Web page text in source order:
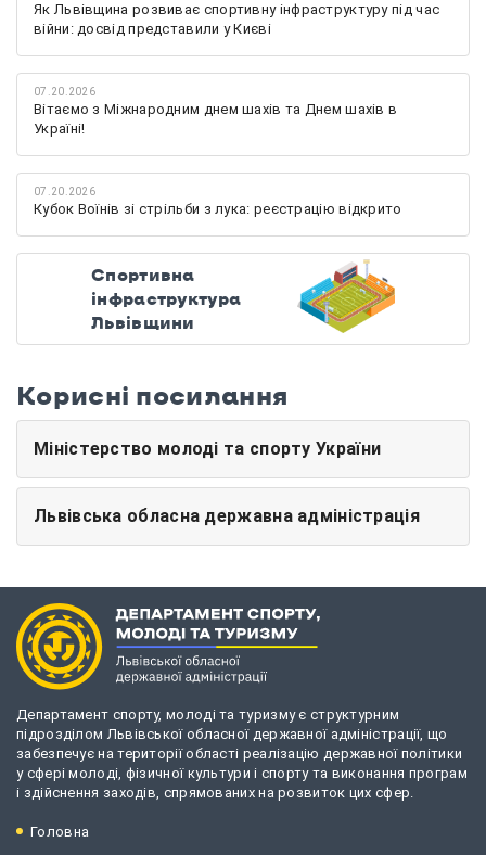
Як Львівщина розвиває спортивну інфраструктуру під час
війни: досвід представили у Києві
07.20.2026
Вітаємо з Міжнародним днем шахів та Днем шахів в
Україні!
07.20.2026
Кубок Воїнів зі стрільби з лука: реєстрацію відкрито
Спортивна
інфраструктура
Львівщини
Корисні посилання
Міністерство молоді та спорту України
Львівська обласна державна адміністрація
Департамент спорту, молоді та туризму є структурним
підрозділом Львівської обласної державної адміністрації, що
забезпечує на території області реалізацію державної політики
у сфері молоді, фізичної культури і спорту та виконання програм
і здійснення заходів, спрямованих на розвиток цих сфер.
Головна